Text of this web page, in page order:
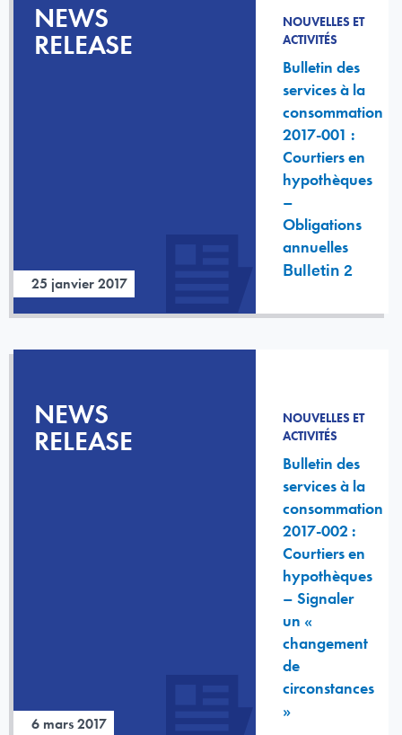
NEWS
RELEASE
25 janvier 2017
NOUVELLES ET
ACTIVITÉS
Bulletin des
services à la
consommation
2017-001 :
Courtiers en
hypothèques
–
Obligations
annuelles
Bulletin 2
NEWS
RELEASE
6 mars 2017
NOUVELLES ET
ACTIVITÉS
Bulletin des
services à la
consommation
2017-002 :
Courtiers en
hypothèques
– Signaler
un «
changement
de
circonstances
»